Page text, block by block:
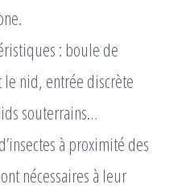
: boule de
nid, entrée discrète
souterrains…
à proximité des
nécessaires à leur